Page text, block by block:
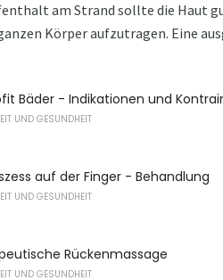
am Strand sollte die Haut
Körper aufzutragen. Eine
Bäder - Indikationen und
UND GESUNDHEIT
auf der Finger - Behandlung
UND GESUNDHEIT
Rückenmassage
UND GESUNDHEIT